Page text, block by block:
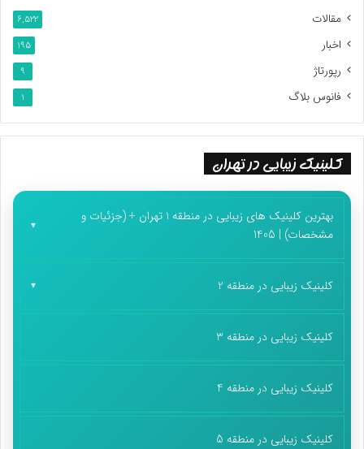
مقالات 6,522
اخبار 195
رپورتاژ 9
فانوس بلاگ 1
کلینیک زیبایی در تهران
بهترین کلینیک های زیبایی در منطقه 1 تهران + (جزئیات و
مشخصات) | 1405
کلینیک زیبایی در منطقه 2
کلینیک زیبایی در منطقه 3
کلینیک زیبایی در منطقه 4
کلینیک زیبایی در منطقه 5